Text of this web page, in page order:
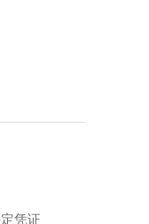
凭证